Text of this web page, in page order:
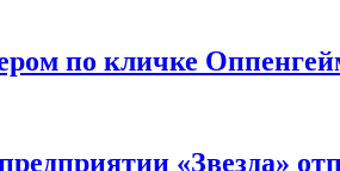
по кличке
«Звезда»